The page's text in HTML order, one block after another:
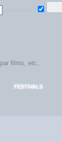
FESTIVALS